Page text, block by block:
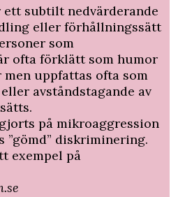
subtilt nedvärderande
eller förhållningssätt
som
ofta förklätt som humor
uppfattas ofta som
avståndstagande av
på mikroaggression
”gömd” diskriminering.
exempel på